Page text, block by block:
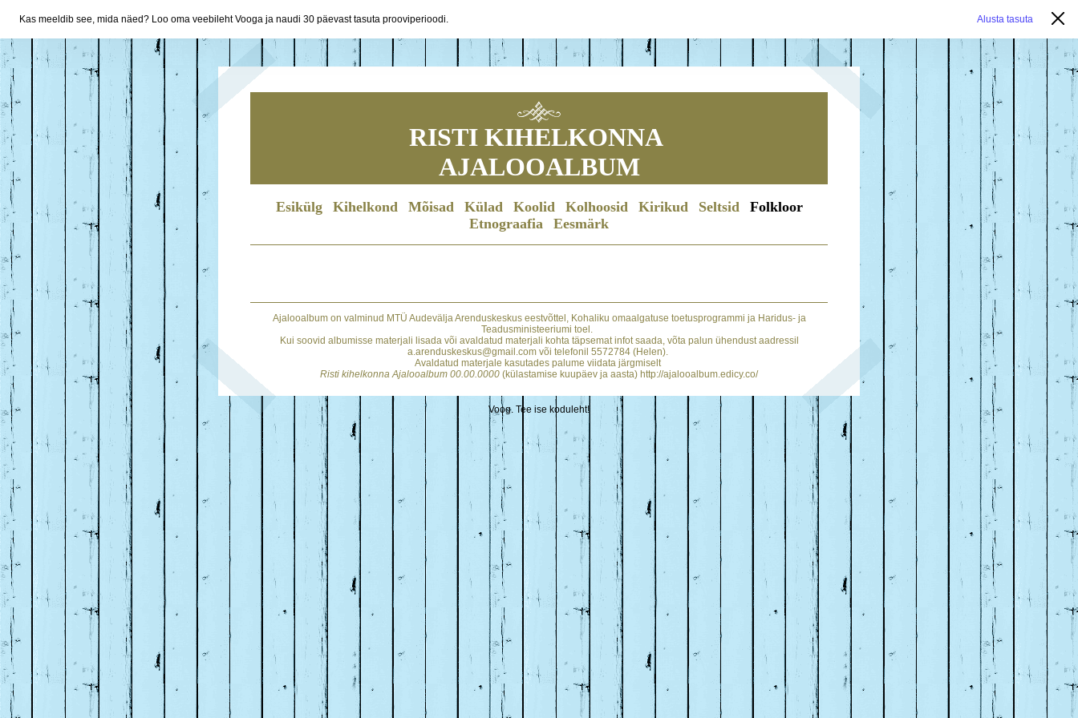
RISTI KIHELKONNA
AJALOOALBUM
Esikülg Kihelkond Mõisad Külad Koolid Kolhoosid Kirikud Seltsid
Folkloor
Etnograafia
Eesmärk
Ajalooalbum on valminud MTÜ Audevälja Arenduskeskus eestvõttel, Kohaliku omaalgatuse toetusprogrammi ja Haridus- ja
Teadusministeeriumi toel.
Kui soovid albumisse materjali lisada või avaldatud materjali kohta täpsemat infot saada, võta palun ühendust aadressil
a.arenduskeskus@gmail.com või telefonil 5572784 (Helen).
Avaldatud materjale kasutades palume viidata järgmiselt
Risti kihelkonna Ajalooalbum 00.00.0000 (külastamise kuupäev ja aasta) http://ajalooalbum.edicy.co/
Voog. Tee ise koduleht!
Kas meeldib see, mida näed? Loo oma veebileht Vooga ja naudi 30 päevast tasuta prooviperioodi. Alusta tasuta